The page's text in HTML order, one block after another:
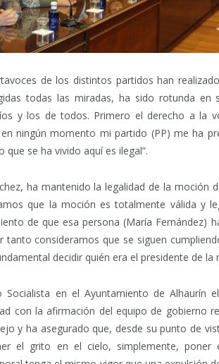
de los distintos partidos han
todas las miradas, ha sido rotunda en
y los de todos. Primero el derecho a la
ningún momento mi partido (PP) me ha
se ha vivido aquí es ilegal”.
ha mantenido la legalidad de la moción
que la moción es totalmente válida y
de que esa persona (María Fernández)
tanto consideramos que se siguen
decidir quién era el presidente de la
en el Ayuntamiento de Alhaurín
con la afirmación del equipo de gobierno
y ha asegurado que, desde su punto de
el grito en el cielo, simplemente, poner